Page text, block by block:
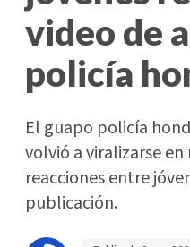
video de
policía
El guapo policía
volvió a viralizarse
reacciones entre
publicación.